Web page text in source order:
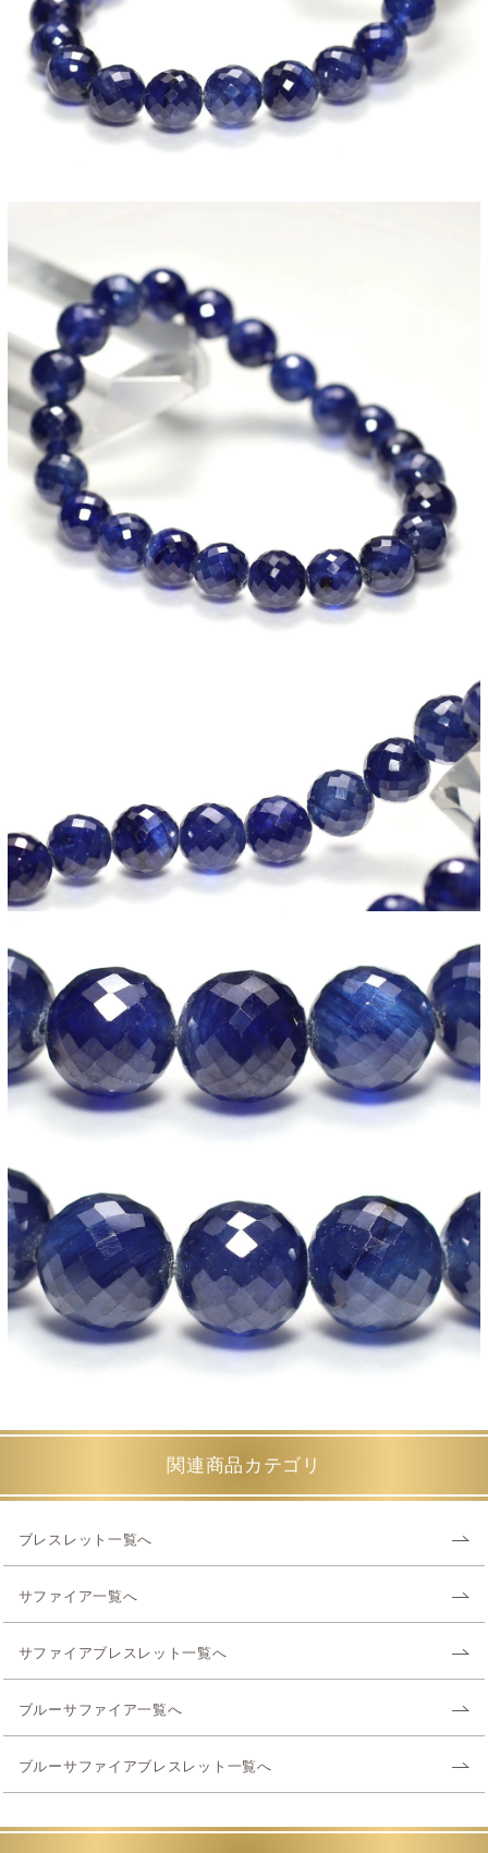
関連商品カテゴリ
ブレスレット一覧へ
サファイア一覧へ
サファイアブレスレット一覧へ
ブルーサファイア一覧へ
ブルーサファイアブレスレット一覧へ